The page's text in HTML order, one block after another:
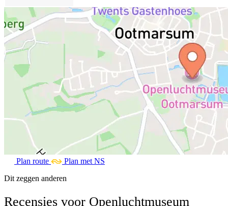
Plan route
Plan met NS
Dit zeggen anderen
Recensies voor Openluchtmuseum